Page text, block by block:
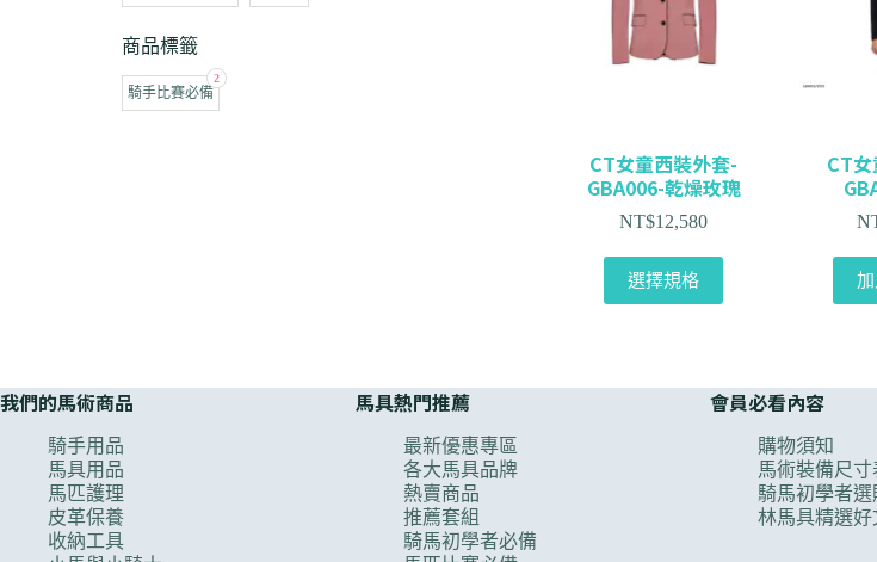
商品標籤
2
騎手比賽必備
CT女童西裝外套-
GBA006-乾燥玫瑰
NT$12,580
選擇規格
CT
我們的馬術商品
騎手用品
馬具用品
馬匹護理
皮革保養
收納工具
馬具熱門推薦
最新優惠專區
各大馬具品牌
熱賣商品
推薦套組
騎馬初學者必備
會員必看內容
購物須知
馬術裝備尺寸
騎馬初學者選
林馬具精選好